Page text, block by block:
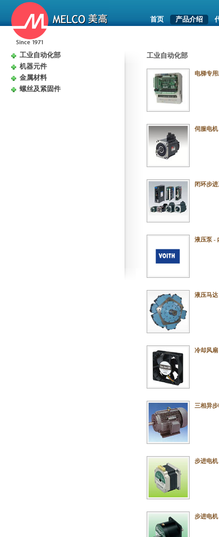
首页 产品介绍
工业自动化部
机器元件
金属材料
螺丝及紧固件
工业自动化部
电梯专
伺服电
闭环步
液压泵 -
液压马
冷却风
三相异
步进电
步进电